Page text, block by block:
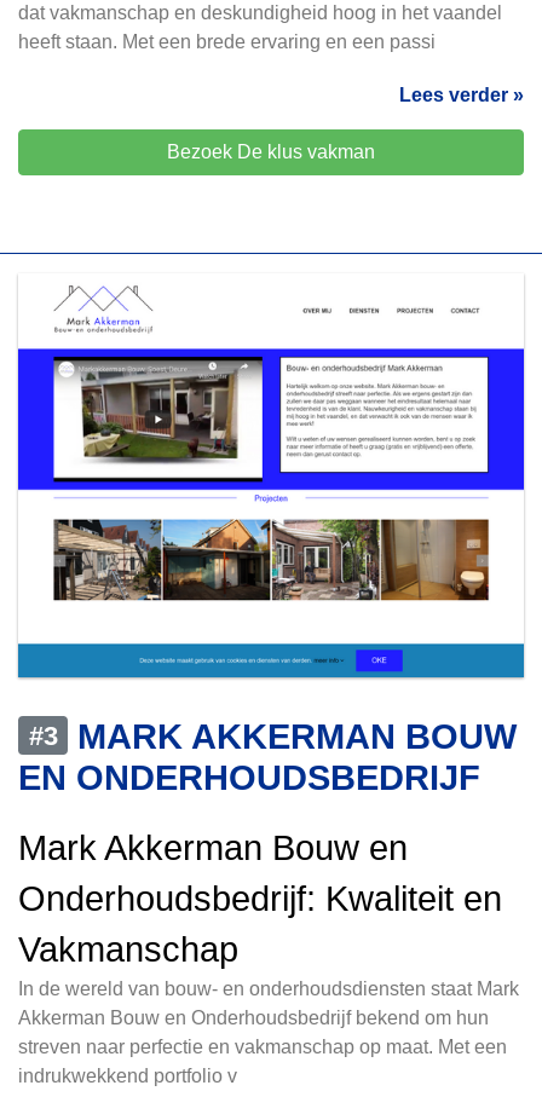
dat vakmanschap en deskundigheid hoog in het vaandel
heeft staan. Met een brede ervaring en een passi
Lees verder »
Bezoek De klus vakman
#3
MARK AKKERMAN BOUW
EN ONDERHOUDSBEDRIJF
Mark Akkerman Bouw en
Onderhoudsbedrijf: Kwaliteit en
Vakmanschap
In de wereld van bouw- en onderhoudsdiensten staat Mark
Akkerman Bouw en Onderhoudsbedrijf bekend om hun
streven naar perfectie en vakmanschap op maat. Met een
indrukwekkend portfolio v